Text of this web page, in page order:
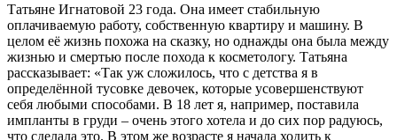
Татьяне Игнатовой 23 года. Она имеет стабильную
оплачиваемую работу, собственную квартиру и машину. В
целом её жизнь похожа на сказку, но однажды она была между
жизнью и смертью после похода к косметологу. Татьяна
рассказывает: «Так уж сложилось, что с детства я в
определённой тусовке девочек, которые усовершенствуют
себя любыми способами. В 18 лет я, например, поставила
импланты в груди – очень этого хотела и до сих пор радуюсь,
что сделала это. В этом же возрасте я начала ходить к